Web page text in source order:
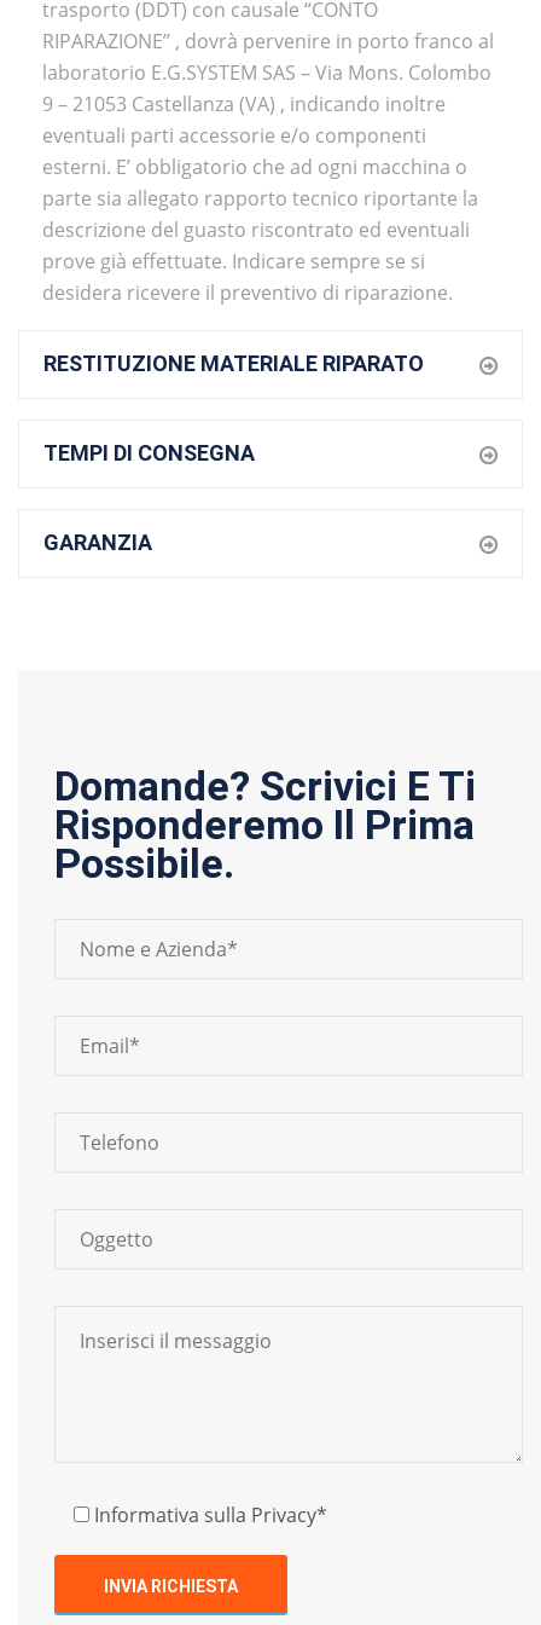
trasporto (DDT) con causale “CONTO
RIPARAZIONE” , dovrà pervenire in porto franco al
laboratorio E.G.SYSTEM SAS – Via Mons. Colombo
9 – 21053 Castellanza (VA) , indicando inoltre
eventuali parti accessorie e/o componenti
esterni. E’ obbligatorio che ad ogni macchina o
parte sia allegato rapporto tecnico riportante la
descrizione del guasto riscontrato ed eventuali
prove già effettuate. Indicare sempre se si
desidera ricevere il preventivo di riparazione.
RESTITUZIONE MATERIALE RIPARATO
TEMPI DI CONSEGNA
GARANZIA
Domande? Scrivici E Ti
Risponderemo Il Prima
Possibile.
Informativa sulla Privacy*